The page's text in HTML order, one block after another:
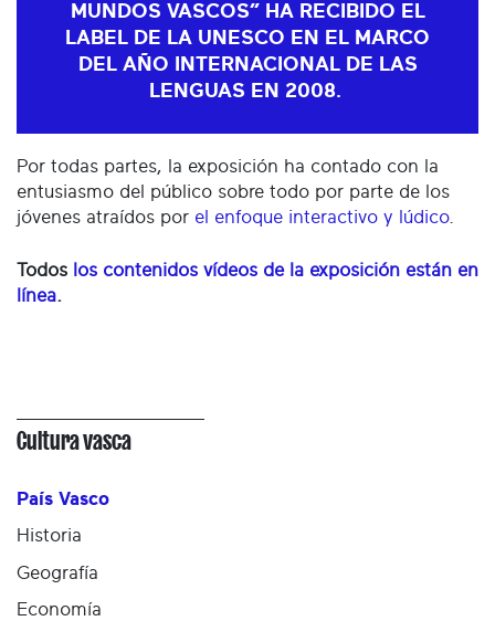
MUNDOS VASCOS” HA RECIBIDO EL
LABEL DE LA UNESCO EN EL MARCO
DEL AÑO INTERNACIONAL DE LAS
LENGUAS EN 2008.
Por todas partes, la exposición ha contado con la
entusiasmo del público sobre todo por parte de los
jóvenes atraídos por el enfoque interactivo y lúdico.
Todos los contenidos vídeos de la exposición están en
línea.
Cultura vasca
País Vasco
Historia
Geografía
Economía